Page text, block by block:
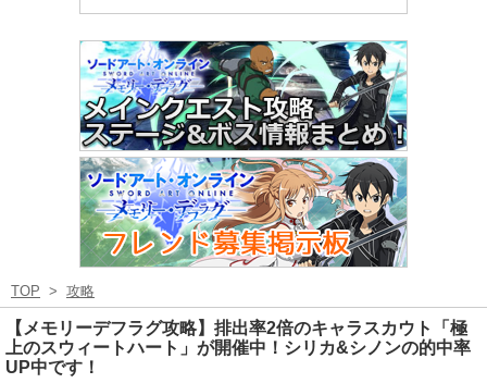
TOP > 攻略
【メモリーデフラグ攻略】排出率2倍のキャラスカウト「極
上のスウィートハート」が開催中！シリカ&シノンの的中率
UP中です！